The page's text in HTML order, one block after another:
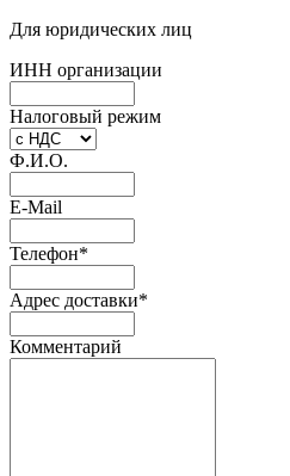
Для юридических лиц
ИНН организации
Налоговый режим
Ф.И.О.
E-Mail
Телефон*
Адрес доставки*
Комментарий